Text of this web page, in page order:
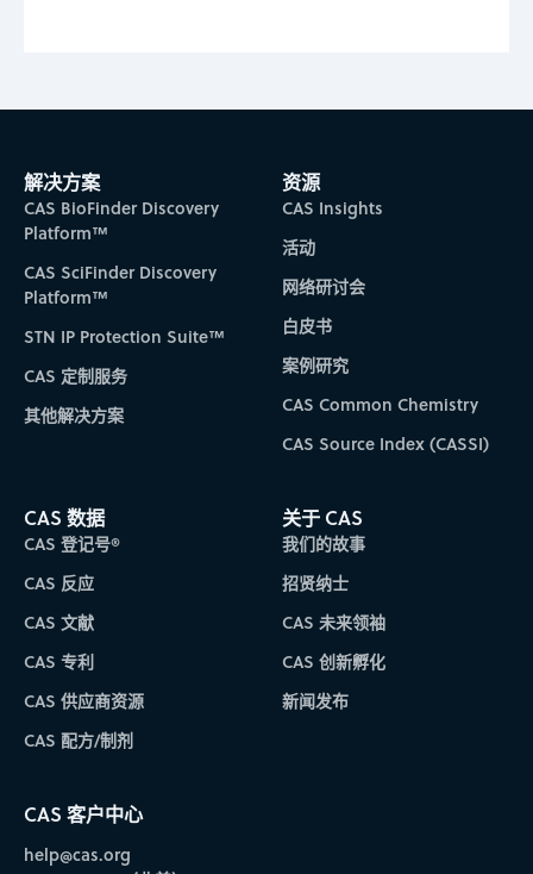
解决方案
CAS BioFinder Discovery
Platform™
CAS SciFinder Discovery
Platform™
STN IP Protection Suite™
CAS 定制服务
其他解决方案
资源
CAS Insights
活动
网络研讨会
白皮书
案例研究
CAS Common Chemistry
CAS Source Index (CASSI)
CAS 数据
CAS 登记号®
CAS 反应
CAS 文献
CAS 专利
CAS 供应商资源
CAS 配方/制剂
关于 CAS
我们的故事
招贤纳士
CAS 未来领袖
CAS 创新孵化
新闻发布
CAS 客户中心
help@cas.org